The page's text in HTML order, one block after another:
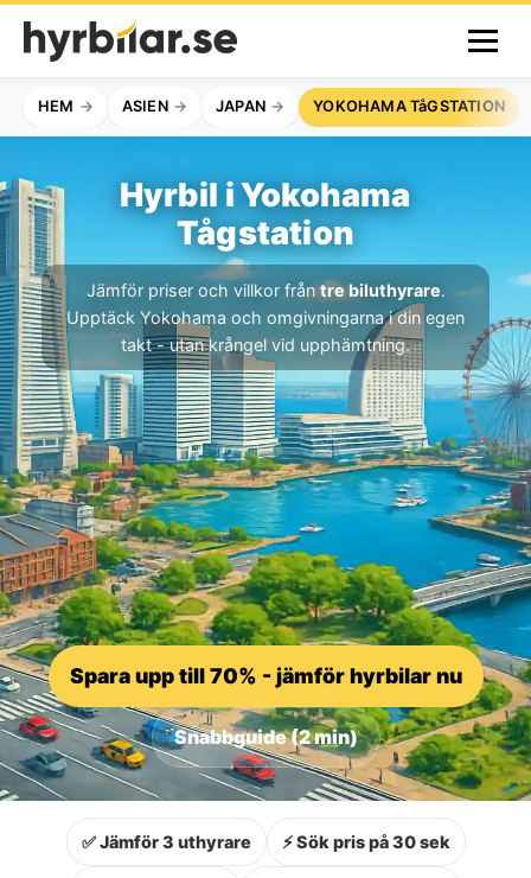
HEM ASIEN JAPAN YOKOHAMA TåGSTATION
Hyrbil i Yokohama
Tågstation
Jämför priser och villkor fråntre biluthyrare.
Upptäck Yokohama och omgivningarna i din egen
takt - utan krångel vid upphämtning.
Spara upp till 70% - jämför hyrbilar nu
Snabbguide (2 min)
✅ Jämför 3 uthyrare ⚡ Sök pris på 30 sek